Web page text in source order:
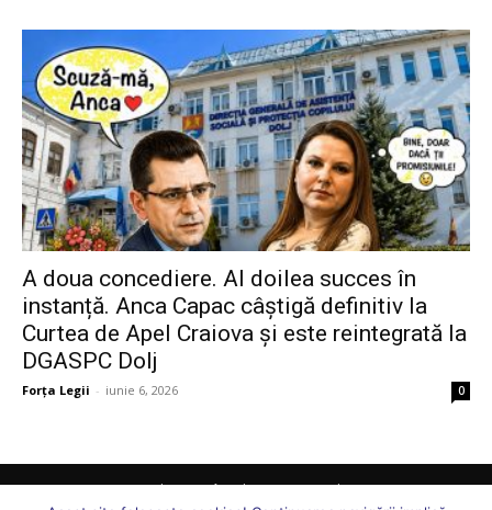
A doua concediere. Al doilea succes în
instanță. Anca Capac câștigă definitiv la
Curtea de Apel Craiova și este reintegrată la
DGASPC Dolj
Forța Legii - iunie 6, 2026 0
Comunicate Juridic Ați întrebat, vă răspundem
Sănătate